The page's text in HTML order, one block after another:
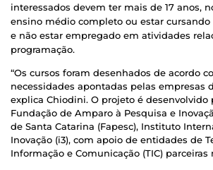
interessados devem ter mais de 17 anos,
ensino médio completo ou estar
e não estar empregado em atividades
programação.
“Os cursos foram desenhados de acordo
necessidades apontadas pelas empresas
explica Chiodini. O projeto é desenvolvido
Fundação de Amparo à Pesquisa e
de Santa Catarina (Fapesc), Instituto
Inovação (i3), com apoio de entidades de
Informação e Comunicação (TIC) parceiras